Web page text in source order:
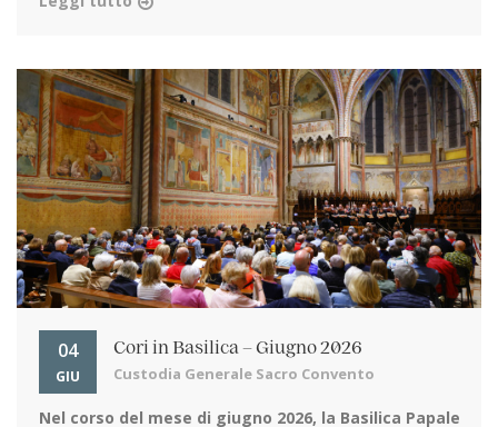
04
GIU
Cori in Basilica – Giugno 2026
Custodia Generale Sacro Convento
Nel corso del mese di giugno 2026, la Basilica Papale